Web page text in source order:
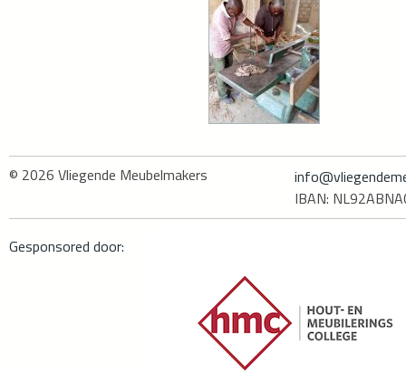
© 2026 Vliegende Meubelmakers
IBAN:
Gesponsored door: